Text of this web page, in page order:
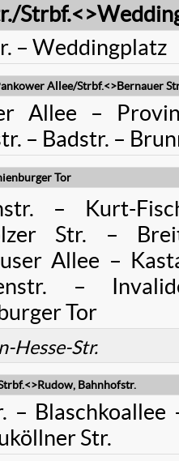
– Weddingplatz
Allee/Strbf.<>Bernauer
Allee –
– Badstr. –
Tor
– Kurt-
Str. –
Allee –
–
Tor
Hesse-Str.
Bahnhofstr.
–
Str.